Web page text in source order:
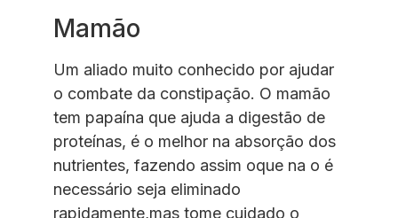
Mamão
Um aliado muito conhecido por ajudar
o combate da constipação. O mamão
tem papaína que ajuda a digestão de
proteínas, é o melhor na absorção dos
nutrientes, fazendo assim oque na o é
necessário seja eliminado
rapidamente,mas tome cuidado o